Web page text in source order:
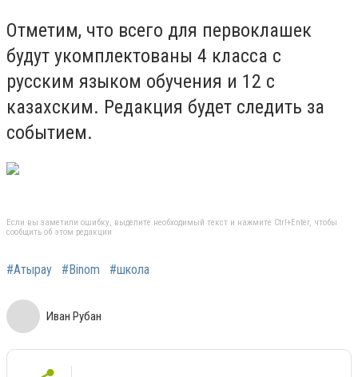
Отметим, что всего для первоклашек
будут укомплектованы 4 класса с
русским языком обучения и 12 с
казахским. Редакция будет следить за
событием.
Если вы заметили ошибку, выделите необходимый текст и нажмите Ctrl+Enter, чтобы
сообщить об этом редакции
#Атырау #Binom #школа
Иван Рубан